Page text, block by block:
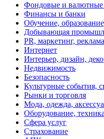
Фондовые и
Финансы и банки
Обучение,
Добывающая
PR, маркетинг, реклама
Интернет
Интерьер, дизайн,
Недвижимость
Безопасность
Культурные события,
Рынки и торговля
Мода, одежда,
Оборудование, техника
Сфера услуг
Страхование